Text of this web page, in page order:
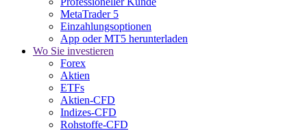
MetaTrader 5
Einzahlungsoptionen
App oder MT5 herunterladen
Wo Sie investieren
Forex
Aktien
ETFs
Aktien-CFD
Indizes-CFD
Rohstoffe-CFD